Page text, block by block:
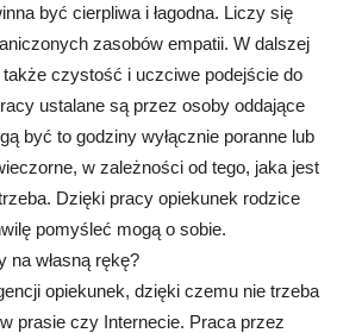
być cierpliwa i łagodna. Liczy się
zasobów empatii. W dalszej
czystość i uczciwe podejście do
ustalane są przez osoby oddające
być to godziny wyłącznie poranne lub
w zależności od tego, jaka jest
Dzięki pracy opiekunek rodzice
pomyśleć mogą o sobie.
na własną rękę?
opiekunek, dzięki czemu nie trzeba
prasie czy Internecie. Praca przez